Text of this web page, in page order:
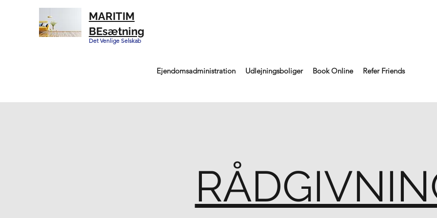
MARITIM
BEsætning
Det Venlige Selskab
Ejendomsadministration Udlejningsboliger Book Online Refer Friends